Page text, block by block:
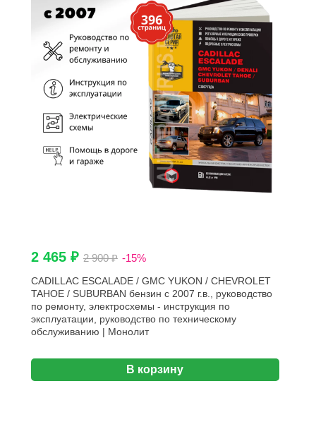
2 465 ₽ 2 900 ₽ -15%
CADILLAC ESCALADE / GMC YUKON / CHEVROLET
TAHOE / SUBURBAN бензин с 2007 г.в., руководство
по ремонту, электросхемы - инструкция по
эксплуатации, руководство по техническому
обслуживанию | Монолит
В корзину